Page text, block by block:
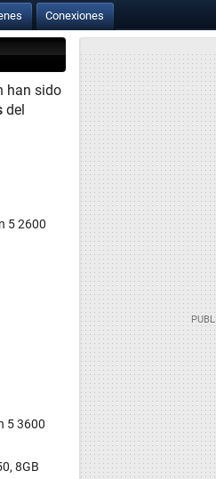
Conexiones
han sido
del
5 2600
5 3600
8GB